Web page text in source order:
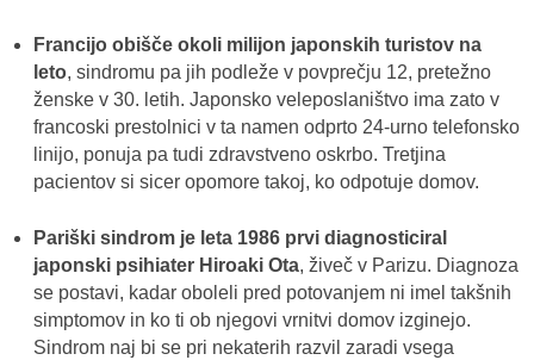
Francijo obišče okoli milijon japonskih turistov na
leto, sindromu pa jih podleže v povprečju 12, pretežno
ženske v 30. letih. Japonsko veleposlaništvo ima zato v
francoski prestolnici v ta namen odprto 24-urno telefonsko
linijo, ponuja pa tudi zdravstveno oskrbo. Tretjina
pacientov si sicer opomore takoj, ko odpotuje domov.
Pariški sindrom je leta 1986 prvi diagnosticiral
japonski psihiater Hiroaki Ota, živeč v Parizu. Diagnoza
se postavi, kadar oboleli pred potovanjem ni imel takšnih
simptomov in ko ti ob njegovi vrnitvi domov izginejo.
Sindrom naj bi se pri nekaterih razvil zaradi vsega